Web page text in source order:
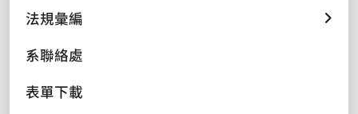
法規彙編
系聯絡處
表單下載